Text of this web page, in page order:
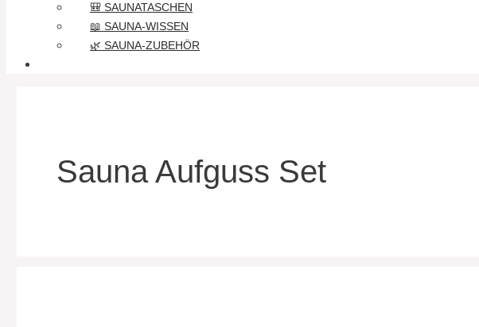
🎒 SAUNATASCHEN
📖 SAUNA-WISSEN
🌿 SAUNA-ZUBEHÖR
Sauna Aufguss Set